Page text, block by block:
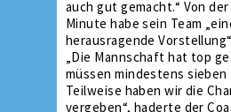
auch gut gemacht.“ Von der
Minute habe sein Team
herausragende
„Die Mannschaft hat top
müssen mindestens sieben
Teilweise haben wir die
vergeben“, haderte der